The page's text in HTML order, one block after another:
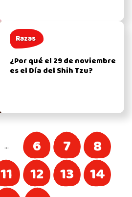
Razas
¿Por qué el 29 de noviembre
es el Día del Shih Tzu?
… 6 7
8
11 12 13
14